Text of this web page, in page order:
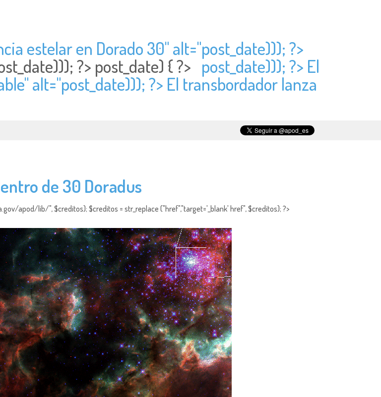
estelar en Dorado 30" alt="post_date))); ?>
?> post_date) { ?> post_date))); ?> El
alt="post_date))); ?> El transbordador lanza
de 30 Doradus
apod/lib/", $creditos); $creditos = str_replace ("href","target='_blank' href", $creditos); ?>